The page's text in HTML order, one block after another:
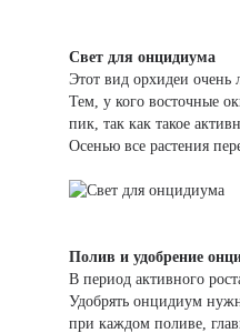
Свет для онцидиума
Этот вид орхидеи очень
Тем, у кого восточные
пик, так как такое
Осенью все растения
Полив и удобрение
В период активного
Удобрять онцидиум
при каждом поливе,